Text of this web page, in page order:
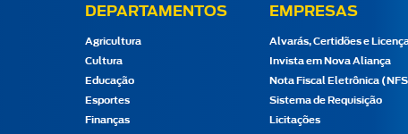
DEPARTAMENTOS
Agricultura
Cultura
Educação
Esportes
Finanças
EMPRESAS
Alvarás, Certidões e
Invista em Nova Aliança
Nota Fiscal Eletrônica
Sistema de Requisição
Licitações